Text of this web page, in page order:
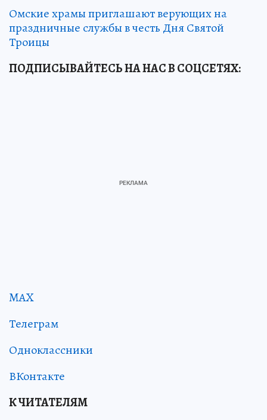
Омские храмы приглашают верующих на
праздничные службы в честь Дня Святой
Троицы
ПОДПИСЫВАЙТЕСЬ НА НАС В СОЦСЕТЯХ:
MAX
Телеграм
Одноклассники
ВКонтакте
К ЧИТАТЕЛЯМ